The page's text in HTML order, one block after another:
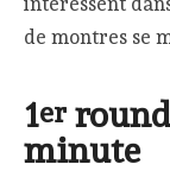
de montres se
1er
minute